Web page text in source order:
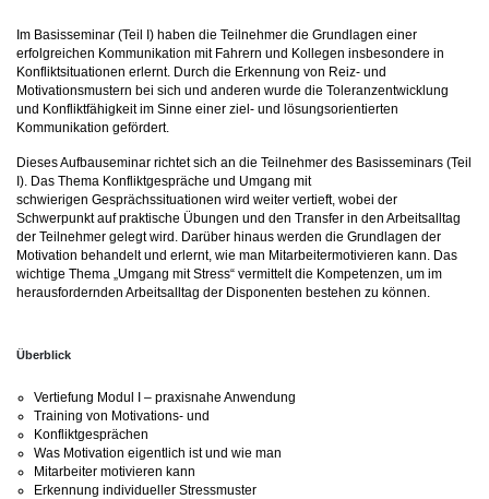
Im Basisseminar (Teil I) haben die Teilnehmer die Grundlagen einer
erfolgreichen Kommunikation mit Fahrern und Kollegen insbesondere in
Konfliktsituationen erlernt. Durch die Erkennung von Reiz- und
Motivationsmustern bei sich und anderen wurde die Toleranzentwicklung
und Konfliktfähigkeit im Sinne einer ziel- und lösungsorientierten
Kommunikation gefördert.
Dieses Aufbauseminar richtet sich an die Teilnehmer des Basisseminars (Teil
I). Das Thema Konfliktgespräche und Umgang mit
schwierigen Gesprächssituationen wird weiter vertieft, wobei der
Schwerpunkt auf praktische Übungen und den Transfer in den Arbeitsalltag
der Teilnehmer gelegt wird. Darüber hinaus werden die Grundlagen der
Motivation behandelt und erlernt, wie man Mitarbeitermotivieren kann. Das
wichtige Thema „Umgang mit Stress“ vermittelt die Kompetenzen, um im
herausfordernden Arbeitsalltag der Disponenten bestehen zu können.
Überblick
Vertiefung Modul I – praxisnahe Anwendung
Training von Motivations- und
Konfliktgesprächen
Was Motivation eigentlich ist und wie man
Mitarbeiter motivieren kann
Erkennung individueller Stressmuster